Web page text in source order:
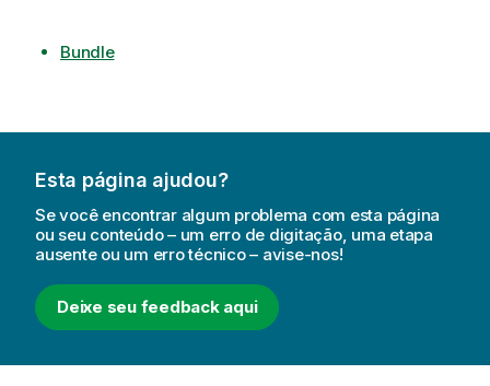
Bundle
Esta página ajudou?
Se você encontrar algum problema com esta página
ou seu conteúdo – um erro de digitação, uma etapa
ausente ou um erro técnico – avise-nos!
Deixe seu feedback aqui